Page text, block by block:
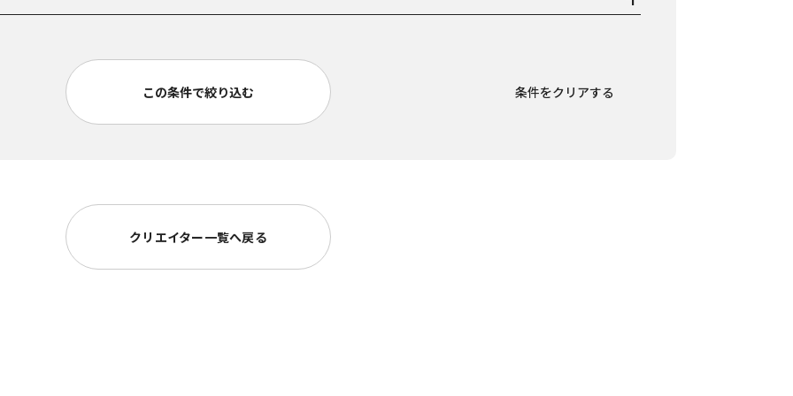
この条件で絞り込む 条件をクリアする
クリエイター一覧へ戻る